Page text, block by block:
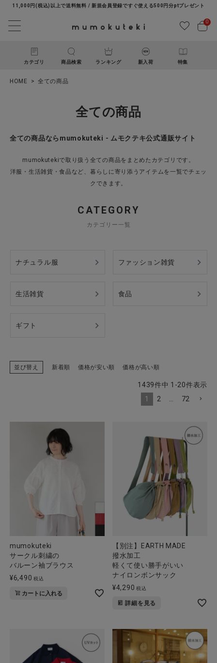
11,000円(税込)以上で送料無料 / 新規会員登録ですぐ使える500円分ptプレゼント
0
カテゴリ 商品検索 ランキング 新入荷 特集
ACCOUNT MENU
ようこそ ゲスト 様
CATEGORY
食品
全ての商品
ショップリスト
HOME 全ての商品
全ての商品
全ての商品ならmumokuteki - ムモクテキ公式通販サイト
mumokutekiで取り扱う全ての商品をまとめたカテゴリです。
洋服・生活雑貨・食品など、暮らしに寄り添うアイテムを一覧でチェッ
クできます。
CATEGORY
カテゴリー一覧
ナチュラル服 ファッション雑貨
生活雑貨 食品
ギフト
並び替え 新着順 価格が安い順 価格が高い順
1439件中 1 -20件表示
1
2 72
mumokuteki
サークル刺繍の
バルーン袖ブラウス
¥6,490 税込
カートに入れる
【別注】EARTH MADE
撥水加工
軽くて使い勝手がいい
ナイロンボンサック
¥4,290 税込
詳細を見る